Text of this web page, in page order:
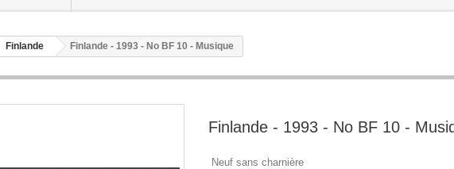
Finlande Finlande - 1993 - No BF 10 - Musique
Finlande - 1993 - No BF 10 -
Neuf sans charnière